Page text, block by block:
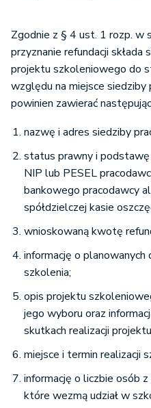
Zgodnie z § 4 ust. 1 rozp. w
przyznanie refundacji składa
projektu szkoleniowego do
względu na miejsce
powinien zawierać
nazwę i adres siedziby
status prawny i podstawę
NIP lub PESEL
bankowego pracodawcy
spółdzielczej kasie
wnioskowaną kwotę
informację o planowanych
szkolenia;
opis projektu
jego wyboru oraz
skutkach realizacji
miejsce i termin realizacji
informację o liczbie osób
które wezmą udział w